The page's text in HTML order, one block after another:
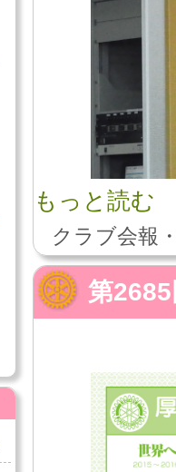
もっと読む
クラブ会報
第